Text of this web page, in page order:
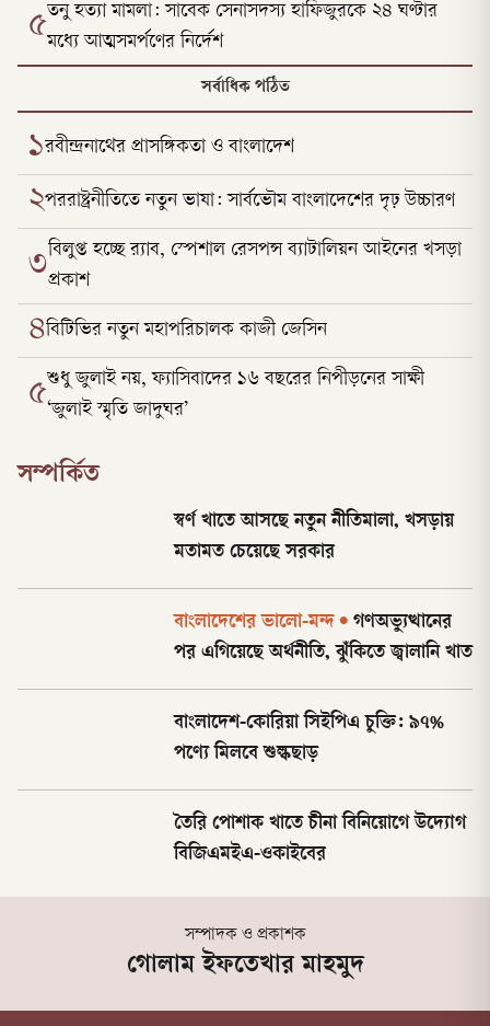
৫তনু হত্যা মামলা: সাবেক সেনাসদস্য হাফিজুরকে ২৪ ঘণ্টার
মধ্যে আত্মসমর্পণের নির্দেশ
সর্বাধিক পঠিত
১রবীন্দ্রনাথের প্রাসঙ্গিকতা ও বাংলাদেশ
২পররাষ্ট্রনীতিতে নতুন ভাষা: সার্বভৌম বাংলাদেশের দৃঢ় উচ্চারণ
৩বিলুপ্ত হচ্ছে র‍্যাব, স্পেশাল রেসপন্স ব্যাটালিয়ন আইনের খসড়া
প্রকাশ
৪বিটিভির নতুন মহাপরিচালক কাজী জেসিন
৫শুধু জুলাই নয়, ফ্যাসিবাদের ১৬ বছরের নিপীড়নের সাক্ষী
‘জুলাই স্মৃতি জাদুঘর’
সম্পর্কিত
স্বর্ণ খাতে আসছে নতুন নীতিমালা, খসড়ায়
মতামত চেয়েছে সরকার
বাংলাদেশের ভালো-মন্দ • গণঅভ্যুত্থানের
পর এগিয়েছে অর্থনীতি, ঝুঁকিতে জ্বালানি খাত
বাংলাদেশ-কোরিয়া সিইপিএ চুক্তি: ৯৭%
পণ্যে মিলবে শুল্কছাড়
তৈরি পোশাক খাতে চীনা বিনিয়োগে উদ্যোগ
বিজিএমইএ-ওকাইবের
সম্পাদক ও প্রকাশক
গোলাম ইফতেখার মাহমুদ